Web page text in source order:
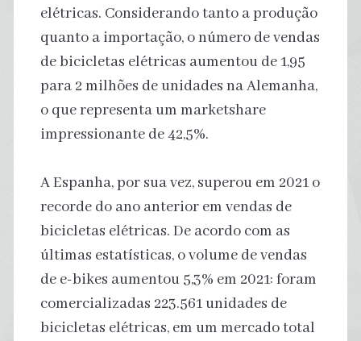
elétricas. Considerando tanto a produção
quanto a importação, o número de vendas
de bicicletas elétricas aumentou de 1,95
para 2 milhões de unidades na Alemanha,
o que representa um marketshare
impressionante de 42,5%.
A Espanha, por sua vez, superou em 2021 o
recorde do ano anterior em vendas de
bicicletas elétricas. De acordo com as
últimas estatísticas, o volume de vendas
de e-bikes aumentou 5,3% em 2021: foram
comercializadas 223.561 unidades de
bicicletas elétricas, em um mercado total